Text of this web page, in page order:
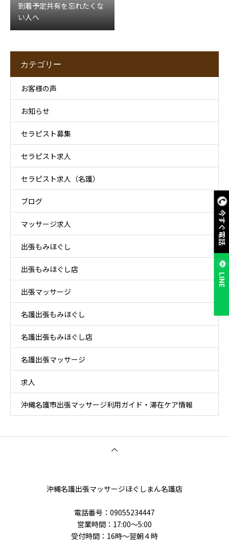
今すぐ電話
LINE
到着予定共有を忘れたくな
い人へ
カテゴリー
お客様の声
お知らせ
セラピスト募集
セラピスト求人
セラピスト求人（名護）
ブログ
マッサージ求人
出張もみほぐし
出張もみほぐし店
出張マッサージ
名護出張もみほぐし
名護出張もみほぐし店
名護出張マッサージ
求人
沖縄名護市出張マッサージ利用ガイド・滞在ケア情報
沖縄名護出張マッサージほぐしまん名護店
電話番号‭：09055234447
営業時間：17:00～5:00
受付時間：16時〜翌朝４時